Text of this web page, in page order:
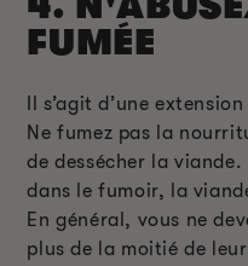
FUMÉE
Il s’agit d’une
Ne fumez pas la
de dessécher la
dans le fumoir, la
En général, vous ne
plus de la moitié de